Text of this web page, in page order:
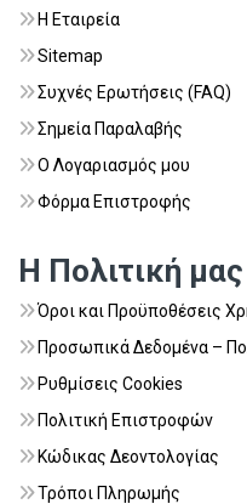
Η Εταιρεία
Sitemap
Συχνές Ερωτήσεις (FAQ)
Σημεία Παραλαβής
Ο Λογαριασμός μου
Φόρμα Επιστροφής
Η Πολιτική μας
Όροι και Προϋποθέσεις
Προσωπικά Δεδομένα –
Ρυθμίσεις Cookies
Πολιτική Επιστροφών
Κώδικας Δεοντολογίας
Τρόποι Πληρωμής